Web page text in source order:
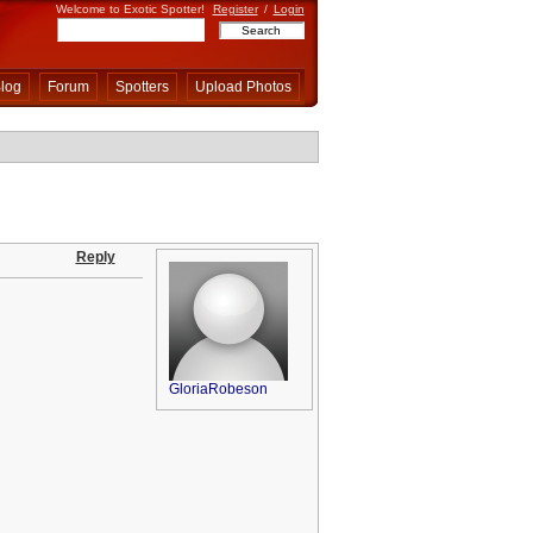
Welcome to Exotic Spotter! Register / Login
Forum Spotters Upload Photos
Reply
GloriaRobeson